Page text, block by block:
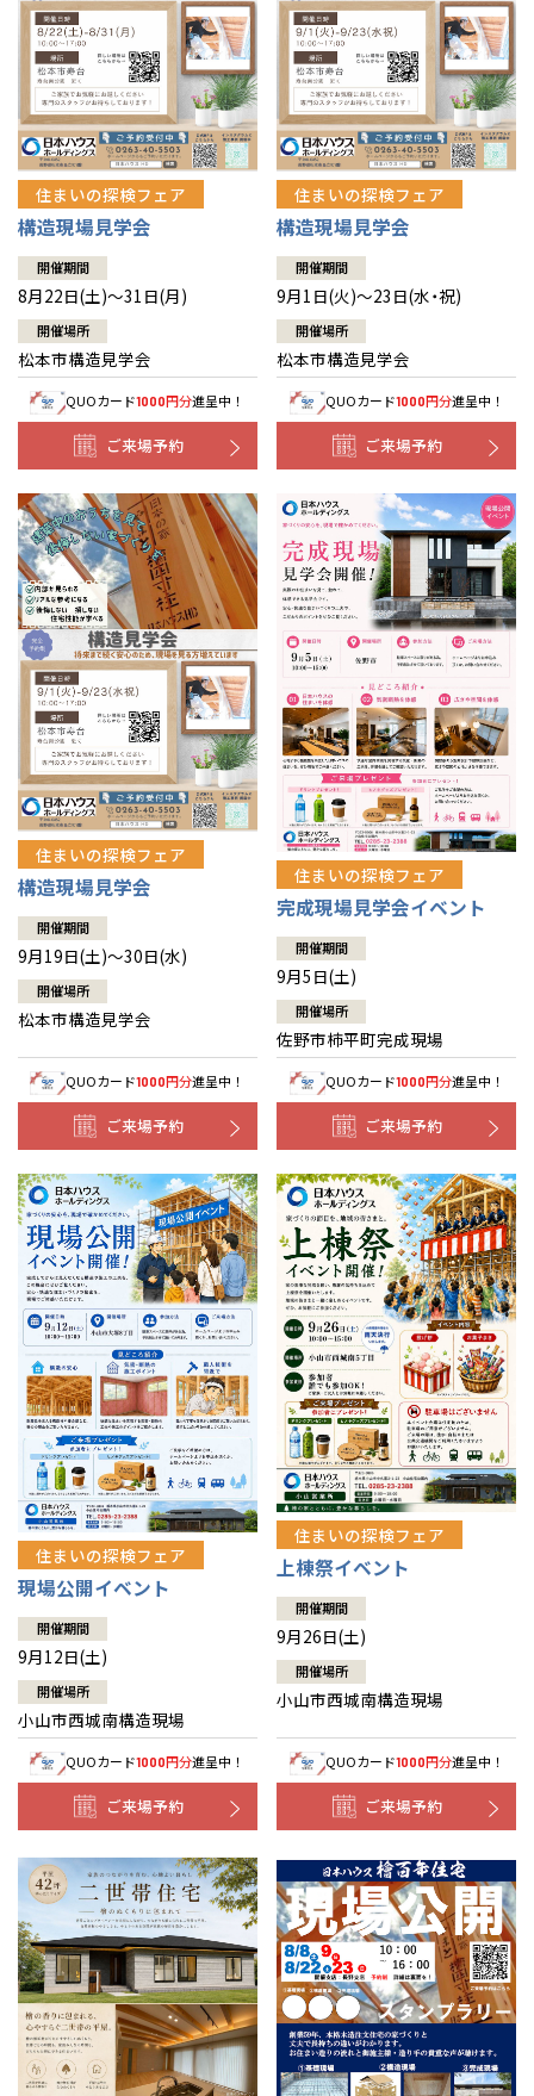
住まいの探検フェア
構造現場見学会
開催期間
8月22日(土)～31日(月)
開催場所
松本市構造見学会
QUOカード1000円分進呈中！
ご来場予約
住まいの探検フェア
構造現場見学会
開催期間
9月1日(火)～23日(水・祝)
開催場所
松本市構造見学会
QUOカード1000円分進呈中！
ご来場予約
住まいの探検フェア
構造現場見学会
開催期間
9月19日(土)～30日(水)
開催場所
松本市構造見学会
QUOカード1000円分進呈中！
ご来場予約
住まいの探検フェア
完成現場見学会イベント
開催期間
9月5日(土)
開催場所
佐野市柿平町完成現場
QUOカード1000円分進呈中！
ご来場予約
住まいの探検フェア
現場公開イベント
開催期間
9月12日(土)
開催場所
小山市西城南構造現場
QUOカード1000円分進呈中！
ご来場予約
住まいの探検フェア
上棟祭イベント
開催期間
9月26日(土)
開催場所
小山市西城南構造現場
QUOカード1000円分進呈中！
ご来場予約